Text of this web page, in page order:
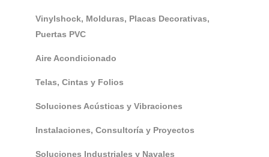
Vinylshock, Molduras, Placas Decorativas,
Puertas PVC
Aire Acondicionado
Telas, Cintas y Folios
Soluciones Acústicas y Vibraciones
Instalaciones, Consultoría y Proyectos
Soluciones Industriales y Navales